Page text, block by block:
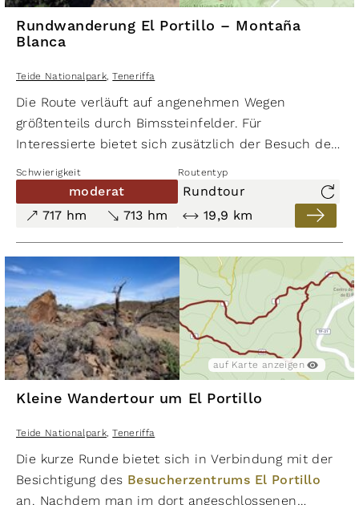
Rundwanderung El Portillo – Montaña
Blanca
Teide Nationalpark, Teneriffa
Die Route verläuft auf angenehmen Wegen
größtenteils durch Bimssteinfelder. Für
Interessierte bietet sich zusätzlich der Besuch des
Portillo
an (Haupt-Blütezeit in den frühen
Schwierigkeit Routentyp
moderat
Rundtour
717 hm
713 hm 19,9 km
auf Karte anzeigen
Kleine Wandertour um El Portillo
Teide Nationalpark, Teneriffa
Die kurze Runde bietet sich in Verbindung mit der
Besichtigung des Besucherzentrums El Portillo
an. Nachdem man im dort angeschlossenen